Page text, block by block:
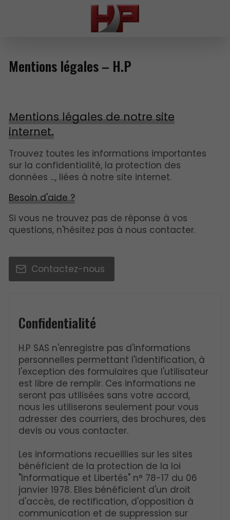
Mentions légales – H.P
Mentions légales de notre site
internet.
Trouvez toutes les informations importantes
sur la confidentialité, la protection des
données ..., liées à notre site internet.
Besoin d'aide ?
Si vous ne trouvez pas de réponse à vos
questions, n'hésitez pas à nous contacter.
Contactez-nous
Confidentialité
H.P SAS n'enregistre pas d'informations
personnelles permettant l'identification, à
l'exception des formulaires que l'utilisateur
est libre de remplir. Ces informations ne
seront pas utilisées sans votre accord,
nous les utiliserons seulement pour vous
adresser des courriers, des brochures, des
devis ou vous contacter.
Les informations recueillies sur les sites
bénéficient de la protection de la loi
"Informatique et Libertés" n° 78-17 du 06
janvier 1978. Elles bénéficient d'un droit
d'accès, de rectification, d'opposition à
communication et de suppression sur